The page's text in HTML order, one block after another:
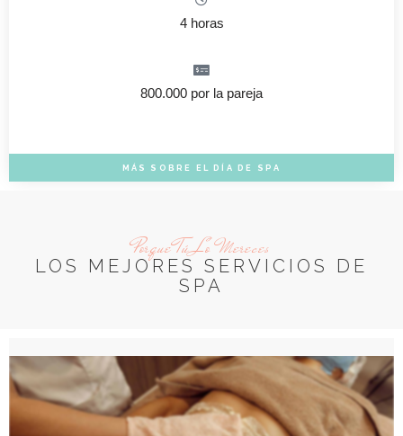
4 horas
800.000 por la pareja
MÁS SOBRE EL DÍA DE SPA
Porque Tú Lo Mereces
LOS MEJORES SERVICIOS DE
SPA